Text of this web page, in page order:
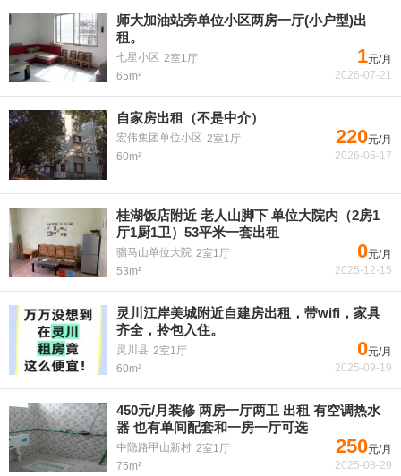
师大加油站旁单位小区两房一厅(小户型)出
租。
七星小区 2室1厅
65m²
1元/月
2026-07-21
自家房出租（不是中介）
宏伟集团单位小区 2室1厅
60m²
220元/月
2026-05-17
桂湖饭店附近 老人山脚下 单位大院内（2房1
厅1厨1卫）53平米一套出租
骝马山单位大院 2室1厅
53m²
0元/月
2025-12-15
灵川江岸美城附近自建房出租，带wifi，家具
齐全，拎包入住。
灵川县 2室1厅
60m²
0元/月
2025-09-19
450元/月装修 两房一厅两卫 出租 有空调热水
器 也有单间配套和一房一厅可选
中隐路甲山新村 2室1厅
75m²
250元/月
2025-08-29